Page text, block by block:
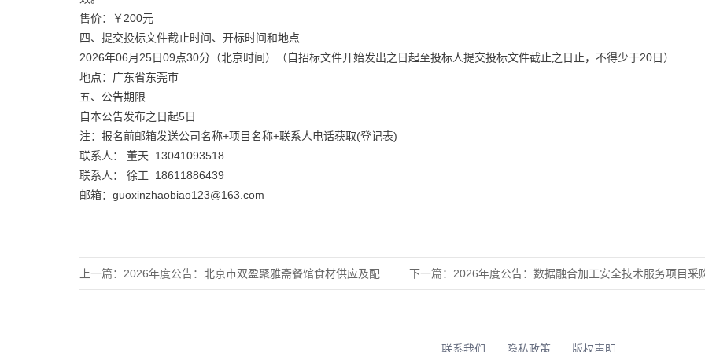
售价：￥200元
四、提交投标文件截止时间、开标时间和地点
2026年06月25日09点30分（北京时间）（自招标文件开始发出之日起至投标人提交投标文件截止之日止，不得少于20日）
地点：广东省东莞市
五、公告期限
自本公告发布之日起5日
注：报名前邮箱发送公司名称+项目名称+联系人电话获取(登记表)
联系人： 董天 13041093518
联系人： 徐工 18611886439
邮箱：guoxinzhaobiao123@163.com
上一篇： 2026年度公告：北京市双盈聚雅斋餐馆食材供应及配送服务项目 下一篇： 2026年度公告：数据融合加工安全技术服务项目采购公
联系我们 隐私政策 版权声明